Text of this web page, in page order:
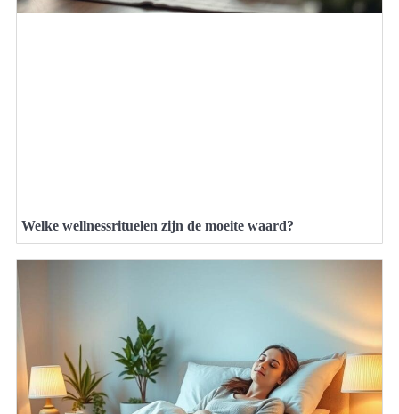
Welke wellnessrituelen zijn de moeite waard?